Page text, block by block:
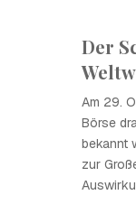
Der
Am 29.
Börse
bekannt
zur